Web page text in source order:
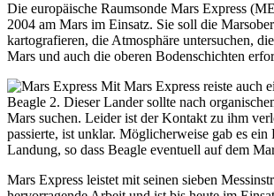
Die europäische Raumsonde Mars Express
2004 am Mars im Einsatz. Sie soll die
kartografieren, die Atmosphäre untersuchen,
Mars und auch die oberen Bodenschichten
Mit Mars Express reiste auch
Beagle 2. Dieser Lander sollte nach
Mars suchen. Leider ist der Kontakt zu ihm
passierte, ist unklar. Möglicherweise gab es ein
Landung, so dass Beagle eventuell auf dem
Mars Express leistet mit seinen sieben